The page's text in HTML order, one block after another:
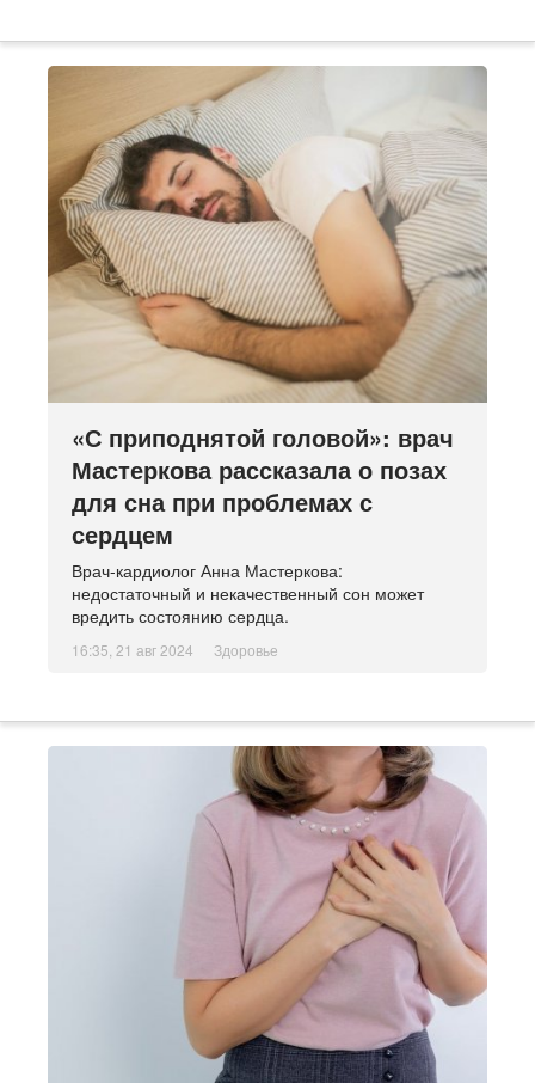
«С приподнятой головой»: врач
Мастеркова рассказала о позах
для сна при проблемах с
сердцем
Врач-кардиолог Анна Мастеркова:
недостаточный и некачественный сон может
вредить состоянию сердца.
16:35, 21 авг 2024 Здоровье